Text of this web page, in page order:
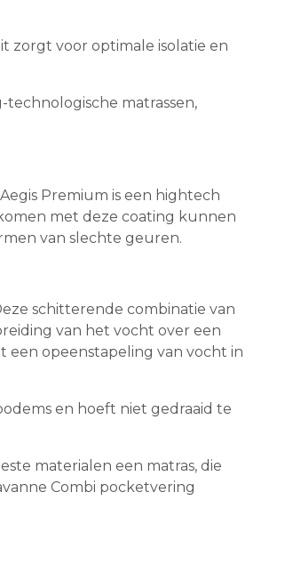
zorgt voor optimale isolatie en
matrassen,
Premium is een hightech
met deze coating kunnen
van slechte geuren.
schitterende combinatie van
van het vocht over een
een opeenstapeling van vocht in
en hoeft niet gedraaid te
materialen een matras, die
Combi pocketvering